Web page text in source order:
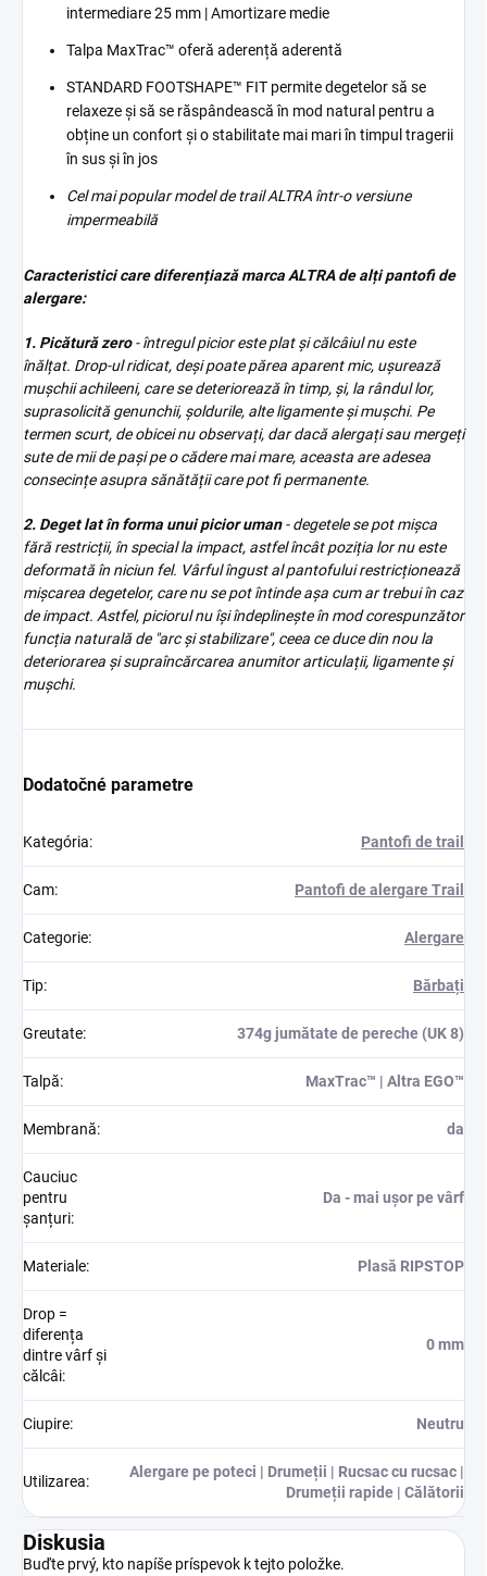
intermediare 25 mm | Amortizare medie
Talpa MaxTrac™ oferă aderență aderentă
STANDARD FOOTSHAPE™ FIT permite degetelor să se
relaxeze și să se răspândească în mod natural pentru a
obține un confort și o stabilitate mai mari în timpul tragerii
în sus și în jos
Cel mai popular model de trail ALTRA într-o versiune
impermeabilă
Caracteristici care diferențiază marca ALTRA de alți pantofi de
alergare:
1. Picătură zero - întregul picior este plat și călcâiul nu este
înălțat. Drop-ul ridicat, deși poate părea aparent mic, ușurează
mușchii achileeni, care se deteriorează în timp, și, la rândul lor,
suprasolicită genunchii, șoldurile, alte ligamente și mușchi. Pe
termen scurt, de obicei nu observați, dar dacă alergați sau mergeți
sute de mii de pași pe o cădere mai mare, aceasta are adesea
consecințe asupra sănătății care pot fi permanente.
2. Deget lat în forma unui picior uman - degetele se pot mișca
fără restricții, în special la impact, astfel încât poziția lor nu este
deformată în niciun fel. Vârful îngust al pantofului restricționează
mișcarea degetelor, care nu se pot întinde așa cum ar trebui în caz
de impact. Astfel, piciorul nu își îndeplinește în mod corespunzător
funcția naturală de "arc și stabilizare", ceea ce duce din nou la
deteriorarea și supraîncărcarea anumitor articulații, ligamente și
mușchi.
Dodatočné parametre
Kategória: Pantofi de trail
Cam: Pantofi de alergare Trail
Categorie: Alergare
Tip: Bărbați
Greutate: 374g jumătate de pereche (UK 8)
Talpă: MaxTrac™ | Altra EGO™
Membrană: da
Cauciuc
pentru
șanțuri:
Da - mai ușor pe vârf
Materiale: Plasă RIPSTOP
Drop =
diferența
dintre vârf și
călcâi:
0 mm
Ciupire: Neutru
Utilizarea:
Alergare pe poteci | Drumeții | Rucsac cu rucsac |
Drumeții rapide | Călătorii
Diskusia
Buďte prvý, kto napíše príspevok k tejto položke.